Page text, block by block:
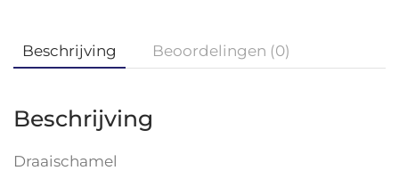
Beschrijving Beoordelingen (0)
Beschrijving
Draaischamel